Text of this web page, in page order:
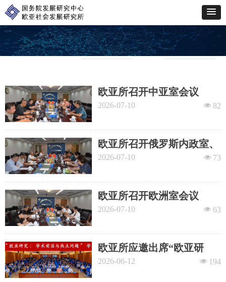
欧亚所召开中亚室会议
넶 82
2026-07-10
欧亚所召开俄罗斯内政室、
俄罗斯外交室联合会议
넶 73
2026-07-10
欧亚所召开欧洲室会议
넶 63
2026-07-10
欧亚所应邀出席“欧亚研
究：学术前沿与热点问
넶 194
2026-06-12
学 术 交 流